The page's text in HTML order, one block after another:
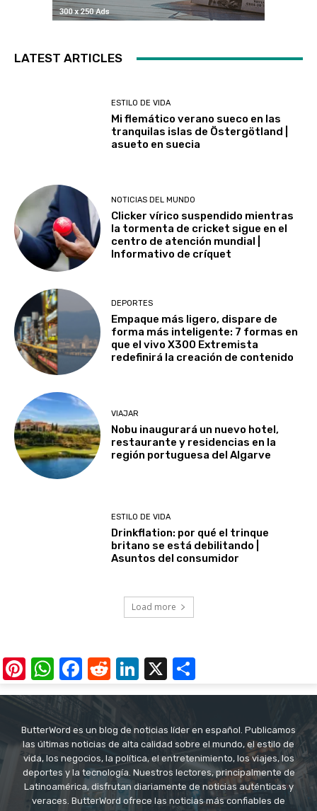
LATEST ARTICLES
ESTILO DE VIDA
Mi flemático verano sueco en las
tranquilas islas de Östergötland |
asueto en suecia
NOTICIAS DEL MUNDO
Clicker vírico suspendido mientras
la tormenta de cricket sigue en el
centro de atención mundial |
Informativo de críquet
DEPORTES
Empaque más ligero, dispare de
forma más inteligente: 7 formas en
que el vivo X300 Extremista
redefinirá la creación de contenido
VIAJAR
Nobu inaugurará un nuevo hotel,
restaurante y residencias en la
región portuguesa del Algarve
ESTILO DE VIDA
Drinkflation: por qué el trinque
britano se está debilitando |
Asuntos del consumidor
Load more
Pinterest
WhatsApp
Facebook
RedditLinkedIn
X
ButterWord es un blog de noticias líder en español. Publicamos
las últimas noticias de alta calidad sobre el mundo, el estilo de
vida, los negocios, la política, el entretenimiento, los viajes, los
deportes y la tecnología. Nuestros lectores, principalmente de
Latinoamérica, disfrutan diariamente de noticias auténticas y
veraces. ButterWord ofrece las noticias más confiables de